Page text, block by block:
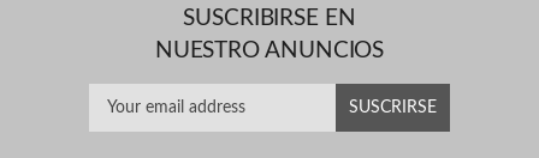
SUSCRIBIRSE EN
NUESTRO ANUNCIOS